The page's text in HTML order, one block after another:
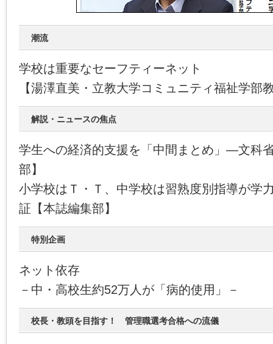
潮流
学校は重要なセーフティーネット
【湯澤直美・立教大学コミュニティ福祉学部
解説・ニュースの焦点
学生への経済的支援を「中間まとめ」―文科
部】
小学校はＴ・Ｔ、中学校は習熟度別指導が学
証【本誌編集部】
特別企画
ネット依存
－中・高校生約52万人が「病的使用」－
校長・教頭を目指す！ 管理職選考合格への流儀